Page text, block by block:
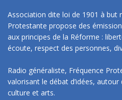
Association dite loi de 1901 à but
Protestante propose des
aux principes de la Réforme :
écoute, respect des personnes,
Radio généraliste, Fréquence
valorisant le débat d’idées,
culture et arts.